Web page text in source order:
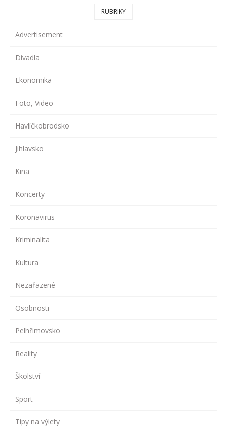
RUBRIKY
Advertisement
Divadla
Ekonomika
Foto, Video
Havlíčkobrodsko
Jihlavsko
Kina
Koncerty
Koronavirus
Kriminalita
Kultura
Nezařazené
Osobnosti
Pelhřimovsko
Reality
Školství
Sport
Tipy na výlety